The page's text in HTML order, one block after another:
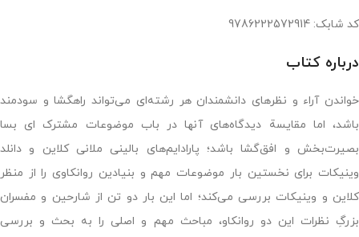
کد شابک: ‏‫9786222572914
درباره کتاب
خواندن آراء و نظرهای دانشمندان هر رشته‌ای می‌تواند راهگشا و سودمند
باشد، اما مقایسة دیدگاه‌های آنها در باب موضوعات مشترک ای بسا
بصیرت‌بخش و افق‌گشا باشد؛ پارادایم‌های بالینی ملانی کلاین و دانلد
وینیکات برای نخستین بار موضوعات مهم و بنیادین روانکاوی را از منظر
کلاین و وینیکات بررسی می‌کند؛ اما این بار دو تن از شارحین و مفسران
بزرگِ نظرات این دو روانکاو، مباحث مهم و اصلی را به بحث و بررسی